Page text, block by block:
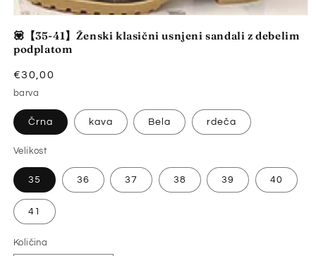
vsebine
1
odprite
modalnem
načinu
💟【35-41】Ženski klasični usnjeni sandali z debelim
podplatom
Redna
cena
€30,00
barva
Črna kava Bela rdeča
Velikost
35 36 37 38 39 40
41
Količina
Količina